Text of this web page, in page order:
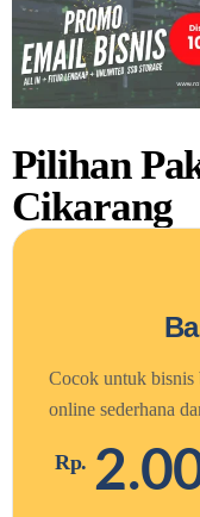
Pilihan
Cikarang
Cocok untuk
online sederhana
Rp.